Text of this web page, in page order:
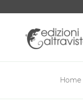
contenuto
Home